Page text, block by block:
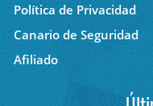
Política de Privacidad
Canario de Seguridad
Afiliado